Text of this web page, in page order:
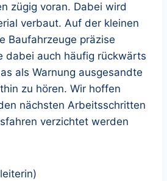
zügig voran. Dabei wird
verbaut. Auf der kleinen
Baufahrzeuge präzise
dabei auch häufig rückwärts
als Warnung ausgesandte
zu hören. Wir hoffen
nächsten Arbeitsschritten
verzichtet werden